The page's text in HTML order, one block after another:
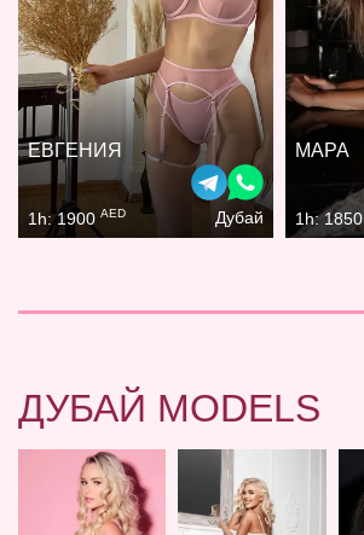
ЕВГЕНИЯ
1h: 1900 AED Дубай
МАРА
1h: 1850
ДУБАЙ MODELS